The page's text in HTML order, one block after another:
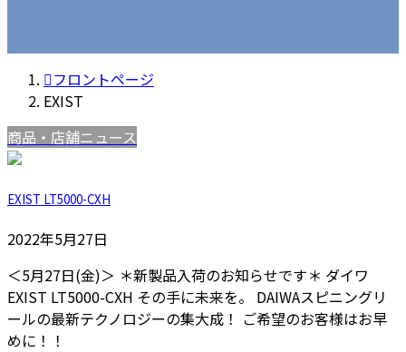
フロントページ
EXIST
商品・店舗ニュース
EXIST LT5000-CXH
2022年5月27日
＜5月27日(金)＞ ＊新製品入荷のお知らせです＊ ダイワ
EXIST LT5000-CXH その手に未来を。 DAIWAスピニングリ
ールの最新テクノロジーの集大成！ ご希望のお客様はお早
めに！！